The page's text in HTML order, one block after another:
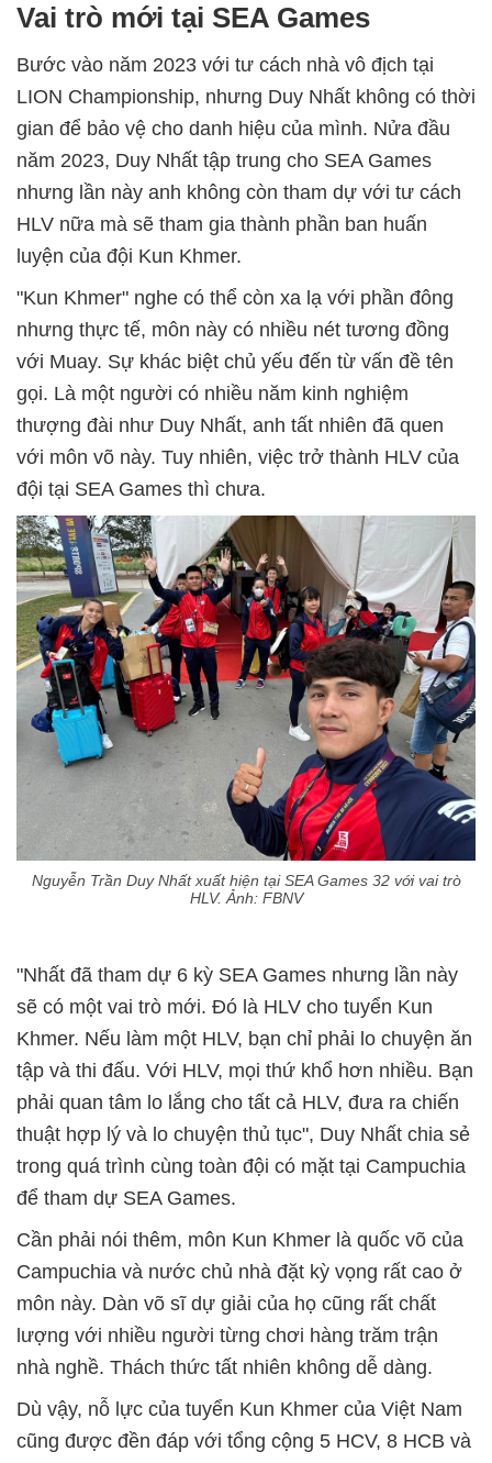
Vai trò mới tại SEA Games
Bước vào năm 2023 với tư cách nhà vô địch tại
LION Championship, nhưng Duy Nhất không có thời
gian để bảo vệ cho danh hiệu của mình. Nửa đầu
năm 2023, Duy Nhất tập trung cho SEA Games
nhưng lần này anh không còn tham dự với tư cách
HLV nữa mà sẽ tham gia thành phần ban huấn
luyện của đội Kun Khmer.
"Kun Khmer" nghe có thể còn xa lạ với phần đông
nhưng thực tế, môn này có nhiều nét tương đồng
với Muay. Sự khác biệt chủ yếu đến từ vấn đề tên
gọi. Là một người có nhiều năm kinh nghiệm
thượng đài như Duy Nhất, anh tất nhiên đã quen
với môn võ này. Tuy nhiên, việc trở thành HLV của
đội tại SEA Games thì chưa.
Nguyễn Trần Duy Nhất xuất hiện tại SEA Games 32 với vai trò
HLV. Ảnh: FBNV
"Nhất đã tham dự 6 kỳ SEA Games nhưng lần này
sẽ có một vai trò mới. Đó là HLV cho tuyển Kun
Khmer. Nếu làm một HLV, bạn chỉ phải lo chuyện ăn
tập và thi đấu. Với HLV, mọi thứ khổ hơn nhiều. Bạn
phải quan tâm lo lắng cho tất cả HLV, đưa ra chiến
thuật hợp lý và lo chuyện thủ tục", Duy Nhất chia sẻ
trong quá trình cùng toàn đội có mặt tại Campuchia
để tham dự SEA Games.
Cần phải nói thêm, môn Kun Khmer là quốc võ của
Campuchia và nước chủ nhà đặt kỳ vọng rất cao ở
môn này. Dàn võ sĩ dự giải của họ cũng rất chất
lượng với nhiều người từng chơi hàng trăm trận
nhà nghề. Thách thức tất nhiên không dễ dàng.
Dù vậy, nỗ lực của tuyển Kun Khmer của Việt Nam
cũng được đền đáp với tổng cộng 5 HCV, 8 HCB và